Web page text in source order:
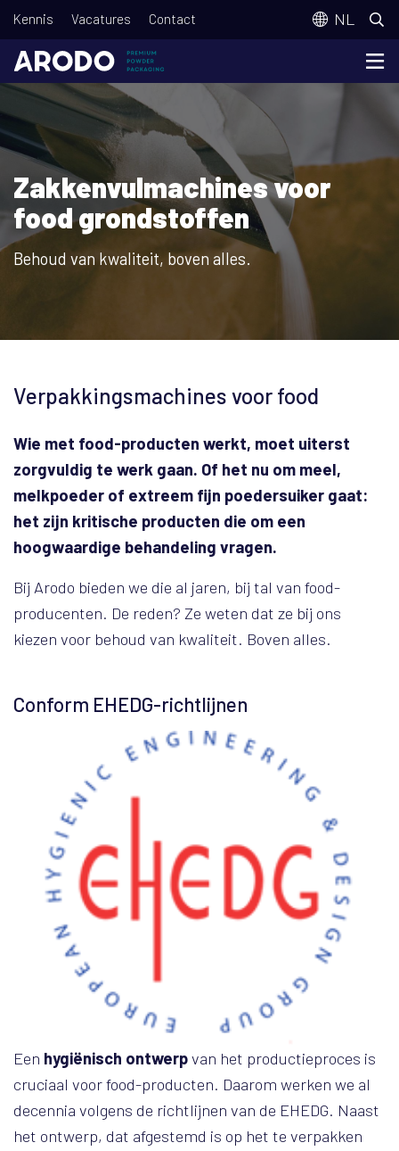
Overslaan
en
naar
de
inhoud
gaan
T
o
p
e
u
Kennis Vacatures Contact NL
Zakkenvulmachines voor
food grondstoffen
Behoud van kwaliteit, boven alles.
Verpakkingsmachines voor food
Wie met food-producten werkt, moet uiterst
zorgvuldig te werk gaan. Of het nu om meel,
melkpoeder of extreem fijn poedersuiker gaat:
het zijn kritische producten die om een
hoogwaardige behandeling vragen.
Bij Arodo bieden we die al jaren, bij tal van food-
producenten. De reden? Ze weten dat ze bij ons
kiezen voor behoud van kwaliteit. Boven alles.
Conform EHEDG-richtlijnen
Een hygiënisch ontwerpvan het productieproces is
cruciaal voor food-producten. Daarom werken we al
decennia volgens de richtlijnen van de EHEDG. Naast
het ontwerp, dat afgestemd is op het te verpakken